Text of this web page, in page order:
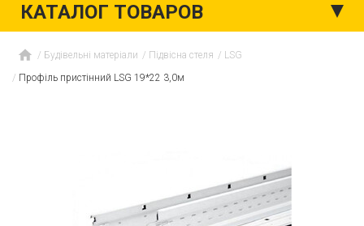
КАТАЛОГ ТОВАРОВ
Будівельні матеріали Підвісна стеля
LSG
Профіль пристінний LSG 19*22 3,0м